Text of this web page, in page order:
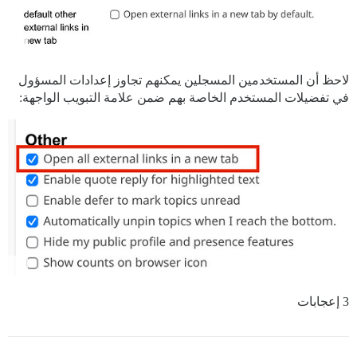
لاحظ أن المستخدمين المسجلين يمكنهم تجاوز إعدادات المسؤول
في تفضيلات المستخدم الخاصة بهم ضمن علامة التبويب الواجهة:
3 إعجابات